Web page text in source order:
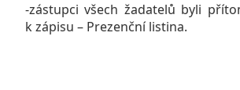
-zástupci všech žadatelů byli
k zápisu – Prezenční listina.